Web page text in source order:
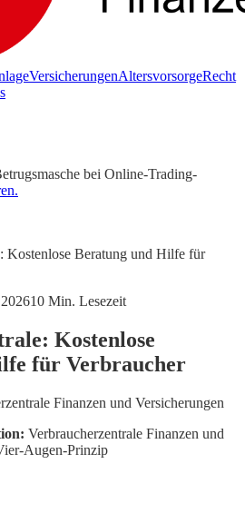
VersicherungenAltersvorsorgeRecht
bei Online-Trading-
Kostenlose Beratung und Hilfe für
10 Min. Lesezeit
Kostenlose
für Verbraucher
Finanzen und Versicherungen
Verbraucherzentrale Finanzen und
Augen-Prinzip